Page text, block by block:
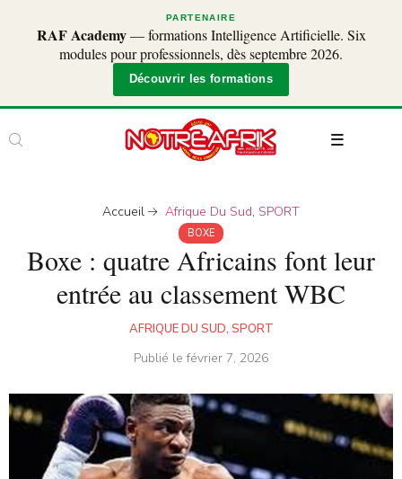
PARTENAIRE
RAF Academy— formations Intelligence Artificielle. Six
modules pour professionnels, dès septembre 2026.
Découvrir les formations
Accueil Afrique Du Sud, SPORT
BOXE
Boxe : quatre Africains font leur
entrée au classement WBC
AFRIQUE DU SUD, SPORT
Publié lefévrier 7, 2026